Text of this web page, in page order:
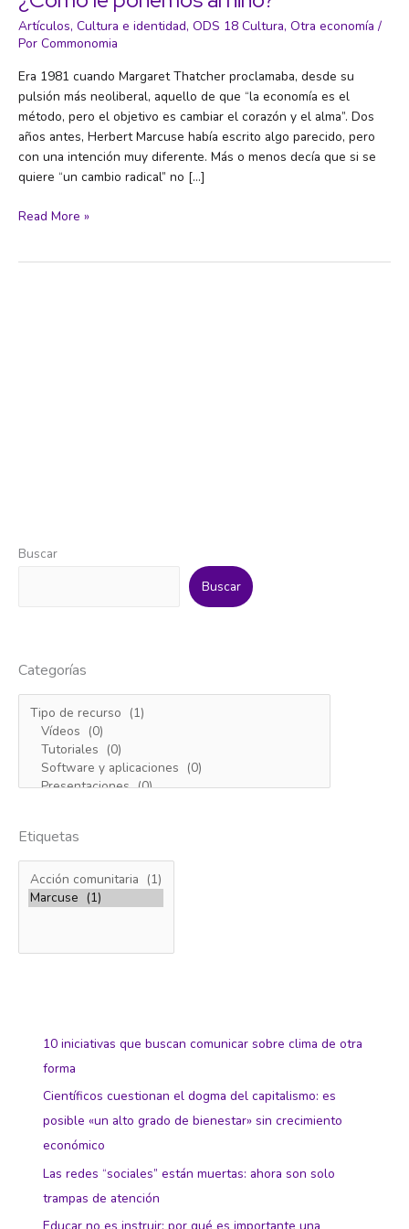
Artículos, Cultura e identidad, ODS 18 Cultura, Otra economía /
Por Commonomia
Era 1981 cuando Margaret Thatcher proclamaba, desde su
pulsión más neoliberal, aquello de que “la economía es el
método, pero el objetivo es cambiar el corazón y el alma”. Dos
años antes, Herbert Marcuse había escrito algo parecido, pero
con una intención muy diferente. Más o menos decía que si se
quiere “un cambio radical” no […]
¿Cómo
Read More »
Buscar
Buscar
Categorías
Etiquetas
10 iniciativas que buscan comunicar sobre clima de otra
forma
Científicos cuestionan el dogma del capitalismo: es
posible «un alto grado de bienestar» sin crecimiento
económico
Las redes “sociales” están muertas: ahora son solo
trampas de atención